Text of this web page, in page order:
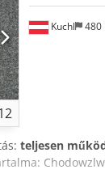
Kuchl 480
teljesen